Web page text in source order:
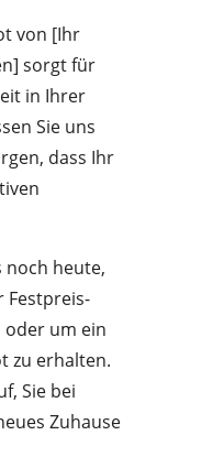
von [Ihr
sorgt für
in Ihrer
Sie uns
dass Ihr
noch heute,
Festpreis-
oder um ein
zu erhalten.
Sie bei
Zuhause